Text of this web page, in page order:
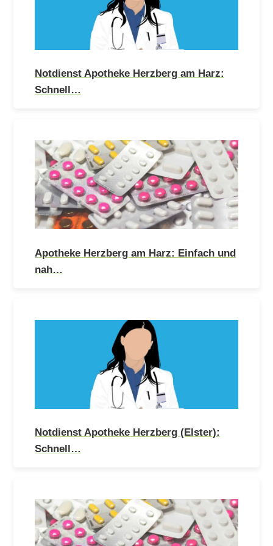
Notdienst Apotheke Herzberg am Harz:
Schnell…
Apotheke Herzberg am Harz: Einfach und
nah…
Notdienst Apotheke Herzberg (Elster):
Schnell…